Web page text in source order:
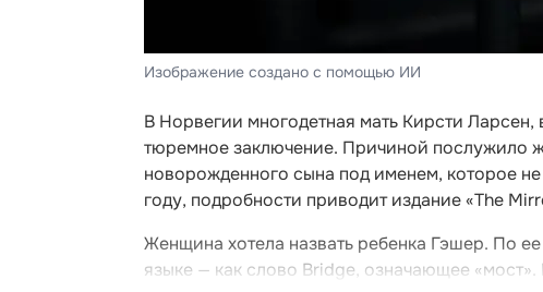
Изображение создано с помощью ИИ
В Норвегии многодетная мать Кирсти
тюремное заключение. Причиной послужило
новорожденного сына под именем, которое
году, подробности приводит издание «The
Женщина хотела назвать ребенка Гэшер. По
языке — как слово Bridge, означающее